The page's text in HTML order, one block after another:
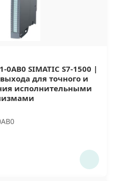
0AB0 SIMATIC S7-1500 |
для точного и
исполнительными